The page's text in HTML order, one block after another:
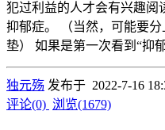
犯过利益的人才会有兴趣阅
抑郁症。 （当然，可能要
垫） 如果是第一次看到“抑
独元殇 发布于 2022-7-16
评论(0) 浏览(1679)